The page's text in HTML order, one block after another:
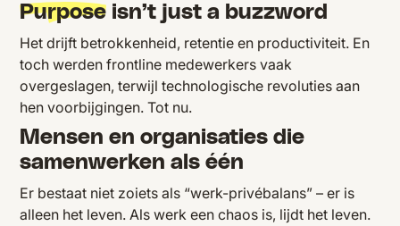
Purpose isn’t just a buzzword
Het drijft betrokkenheid, retentie en productiviteit. En
toch werden frontline medewerkers vaak
overgeslagen, terwijl technologische revoluties aan
hen voorbijgingen. Tot nu.
Mensen en organisaties die
samenwerken als één
Er bestaat niet zoiets als “werk-privébalans” – er is
alleen het leven. Als werk een chaos is, lijdt het leven.